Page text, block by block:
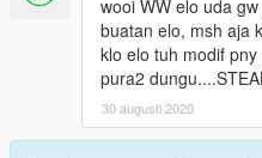
wooi WW elo uda
buatan elo, msh aja
klo elo tuh modif
pura2
30 augusti 2020